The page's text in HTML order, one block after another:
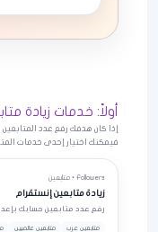
أولاً: خدمات زيادة
إذا كان هدفك رفع عدد المتابعين
فيمكنك اختيار إحدى خدمات
Followers • متابعين
زيادة متابعين إنستقرام
رفع عدد متابعين حسابك
متابعين عرب متابعين عالميين